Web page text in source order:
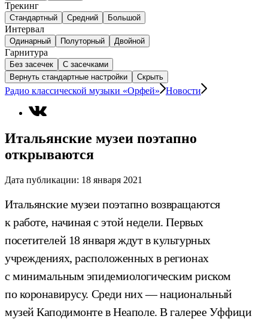
Трекинг
Стандартный Средний Большой
Интервал
Одинарный Полуторный Двойной
Гарнитура
Без засечек
С засечками
Вернуть стандартные настройки
Скрыть
Радио классической музыки «Орфей» Новости
Итальянские музеи поэтапно
открываются
Дата публикации: 18 января 2021
Итальянские музеи поэтапно возвращаются
к работе, начиная с этой недели. Первых
посетителей 18 января ждут в культурных
учреждениях, расположенных в регионах
с минимальным эпидемиологическим риском
по коронавирусу. Среди них — национальный
музей Каподимонте в Неаполе. В галерее Уффици